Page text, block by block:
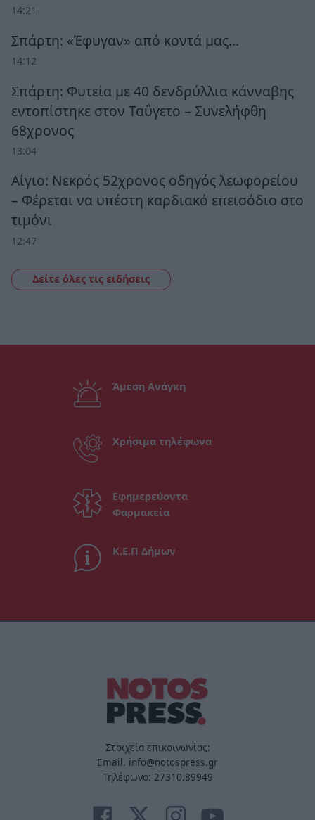
14:21
Σπάρτη: «Έφυγαν» από κοντά μας…
14:12
Σπάρτη: Φυτεία με 40 δενδρύλλια κάνναβης
εντοπίστηκε στον Ταΰγετο – Συνελήφθη
68χρονος
13:04
Αίγιο: Νεκρός 52χρονος οδηγός λεωφορείου
– Φέρεται να υπέστη καρδιακό επεισόδιο στο
τιμόνι
12:47
Δείτε όλες τις ειδήσεις
Άμεση Ανάγκη
Χρήσιμα τηλέφωνα
Εφημερεύοντα
Φαρμακεία
Κ.Ε.Π Δήμων
Στοιχεία επικοινωνίας:
Email. info@notospress.gr
Τηλέφωνο: 27310.89949